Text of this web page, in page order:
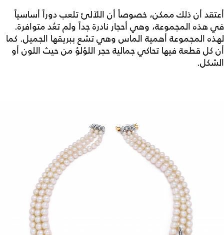
أعتقد أن ذلك ممكن، خصوصاً أن اللآلئ تلعب دوراً أساسياً
في هذه المجموعة، وهي أحجار نادرة جداً ولم تعُد متوافرة.
لهذه المجموعة أهمية الماس وهي تشع ببريقها الجميل. كما
أن كل قطعة فيها تحاكي جمالية حجر اللؤلؤ من حيث اللون أو
الشكل.